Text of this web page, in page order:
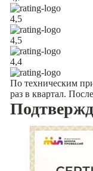
4,5
4,5
4,4
По техническим
раз в квартал.